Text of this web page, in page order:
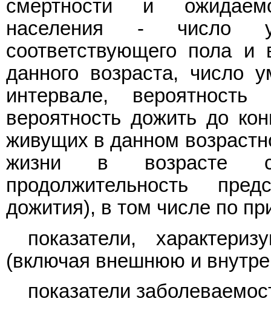
смертности и
населения - число
соответствующего пола
данного возраста, число
интервале,
вероятность дожить до
живущих в данном
жизни в возрасте
продолжительность
дожития), в том числе по
показатели,
(включая внешнюю и
показатели